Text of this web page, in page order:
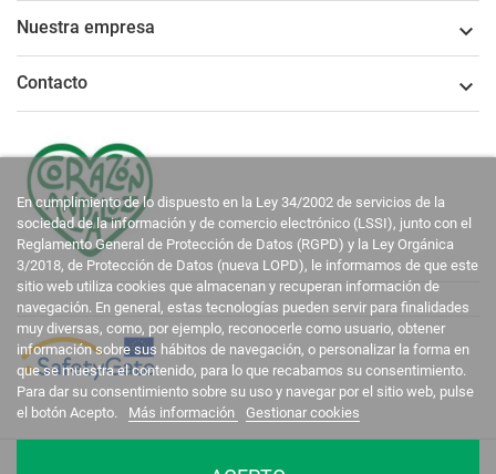
Nuestra empresa 
Contacto 
En cumplimiento de lo dispuesto en la Ley 34/2002 de servicios de la
sociedad de la información y de comercio electrónico (LSSI), junto con el
Reglamento General de Protección de Datos (RGPD) y la Ley Orgánica
3/2018, de Protección de Datos (nueva LOPD), le informamos de que este
sitio web utiliza cookies que almacenan y recuperan información de
navegación. En general, estas tecnologías pueden servir para finalidades
muy diversas, como, por ejemplo, reconocerle como usuario, obtener
información sobre sus hábitos de navegación, o personalizar la forma en
que se muestra el contenido, para lo que recabamos su consentimiento.
Para dar su consentimiento sobre su uso y navegar por el sitio web, pulse
el botón Acepto.
Más información Gestionar cookies
La Casa del Recreador © 2020-2026. Todos los derechos reservados.